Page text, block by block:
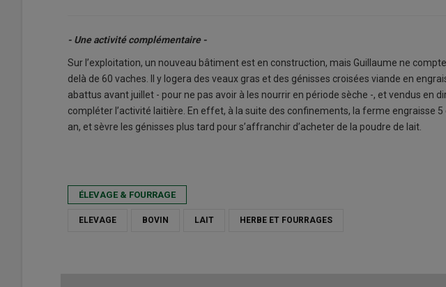
- Une activité complémentaire -
Sur l’exploitation, un nouveau bâtiment est en construction, mais Guillaume ne
delà de 60 vaches. Il y logera des veaux gras et des génisses croisées viande en
abattus avant juillet - pour ne pas avoir à les nourrir en période sèche -, et vendus en
compléter l’activité laitière. En effet, à la suite des confinements, la ferme engraisse
an, et sèvre les génisses plus tard pour s’affranchir d’acheter de la poudre de lait.
ÉLEVAGE & FOURRAGE
ELEVAGE BOVIN LAIT HERBE ET FOURRAGES